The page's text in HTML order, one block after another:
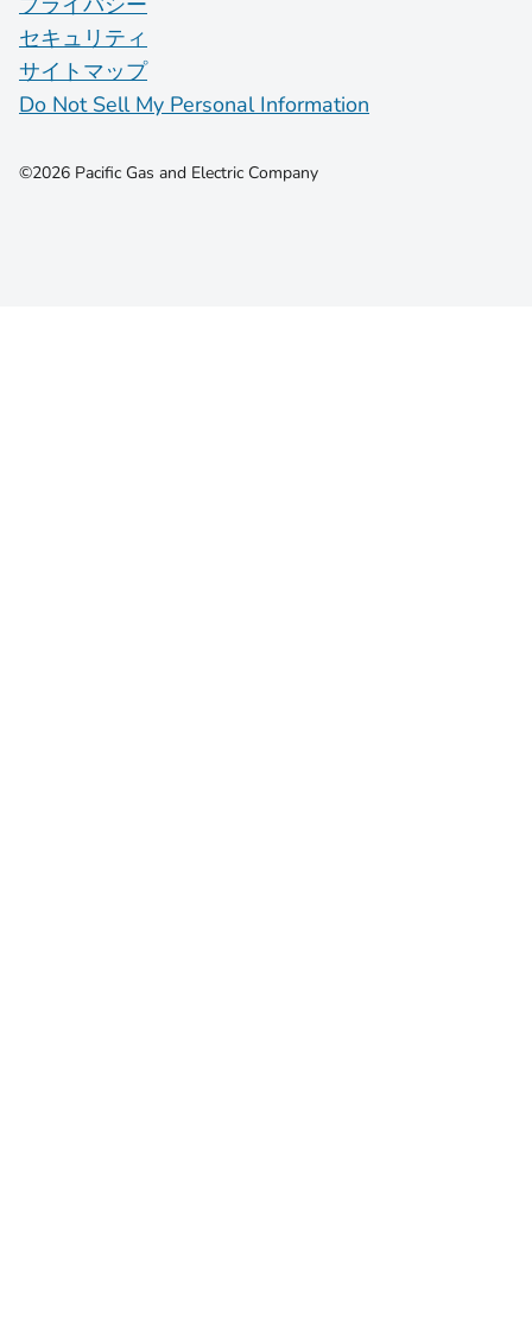
セキュリティ
サイトマップ
Do Not Sell My Personal Information
©2026 Pacific Gas and Electric Company